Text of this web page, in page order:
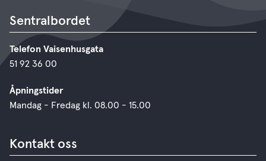
Sentralbordet
Telefon Vaisenhusgata
51 92 36 00
Åpningstider
Mandag - Fredag kl. 08.00 - 15.00
Kontakt oss